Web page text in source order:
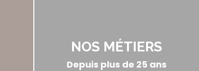
NOS MÉTIERS
Depuis plus de 25 ans